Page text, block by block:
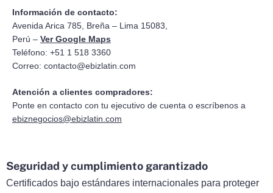
Información de contacto:
Avenida Arica 785, Breña – Lima 15083,
Perú – Ver Google Maps
Teléfono: +51 1 518 3360
Correo: contacto@ebizlatin.com
Atención a clientes compradores:
Ponte en contacto con tu ejecutivo de cuenta o escríbenos a
ebiznegocios@ebizlatin.com
Seguridad y cumplimiento garantizado
Certificados bajo estándares internacionales para proteger